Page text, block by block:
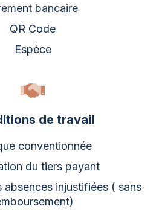
bancaire
QR Code
Espèce
de travail
conventionnée
du tiers payant
absences injustifiées ( sans